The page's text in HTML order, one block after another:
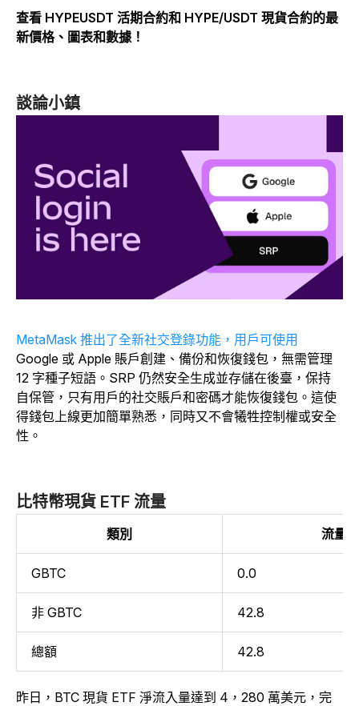
查看 HYPEUSDT 活期合約和 HYPE/USDT 現貨合約的最
新價格、圖表和數據！
談論小鎮
MetaMask 推出了全新社交登錄功能，用戶可使用
Google 或 Apple 賬戶創建、備份和恢復錢包，無需管理
12 字種子短語。SRP 仍然安全生成並存儲在後臺，保持
自保管，只有用戶的社交賬戶和密碼才能恢復錢包。這使
得錢包上線更加簡單熟悉，同時又不會犧牲控制權或安全
性。
比特幣現貨 ETF 流量
類別 流量
GBTC 0.0
非 GBTC 42.8
總額 42.8
昨日，BTC 現貨 ETF 淨流入量達到 4，280 萬美元，完